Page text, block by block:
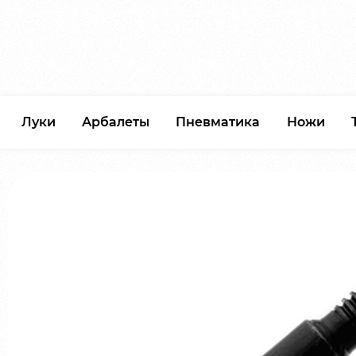
Луки Арбалеты Пневматика Ножи